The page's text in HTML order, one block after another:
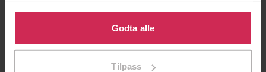
Klikk på «Godta alle» for å gi oss ditt samtykke til å
bruke cookies for alle disse formålene. Du kan også
tilpasse ditt samtykke til spesifikke formål ved å klikke
Godta alle
Tilpass